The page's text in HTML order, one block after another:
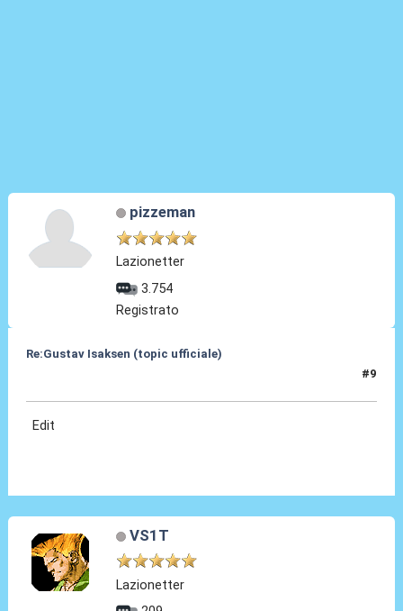
pizzeman
Lazionetter
3.754
Registrato
Re:Gustav Isaksen (topic ufficiale)
#9
Edit
VS1T
Lazionetter